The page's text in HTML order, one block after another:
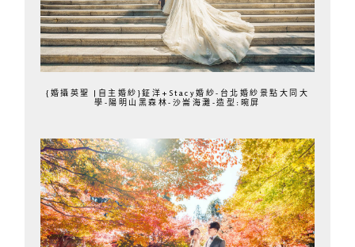
{婚攝英聖 |自主婚紗}鉦洋+Stacy婚紗-台北婚紗景點大同大
學-陽明山黑森林-沙崙海灘-造型:晼屏